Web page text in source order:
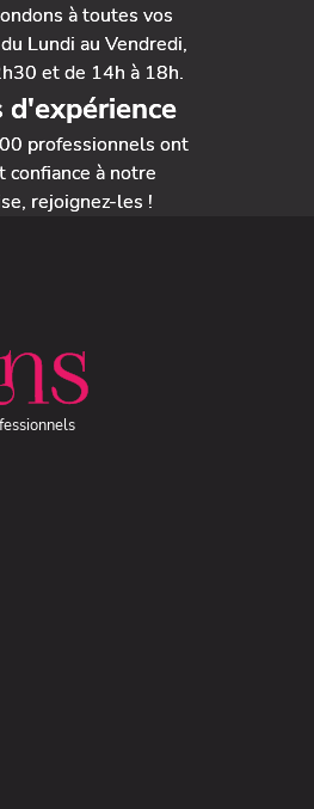
à toutes vos
Lundi au Vendredi,
et de 14h à 18h.
d'expérience
professionnels ont
confiance à notre
rejoignez-les !